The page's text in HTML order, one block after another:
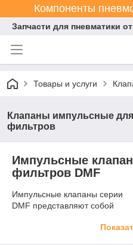
Компоненты
Запчасти для пневматики
Товары и услуги
Клапаны импульсные
фильтров
Импульсные
фильтров DMF
Импульсные клапаны серии
DMF представляют собой
устройства, предназначенные